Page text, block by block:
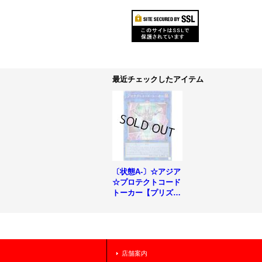
最近チェックしたアイテム
〔状態A-〕☆アジア
☆プロテクトコード
トーカー【プリズマ
店舗案内